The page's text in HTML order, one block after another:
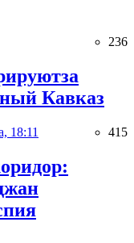
236
Кавказ
18:11 415